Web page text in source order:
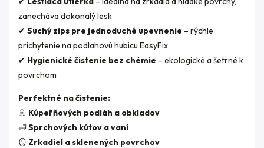
zanecháva dokonalý lesk
✔ Suchý zips pre jednoduché upevnenie – rýchle
prichytenie na podlahovú hubicu EasyFix
✔ Hygienické čistenie bez chémie – ekologické a šetrné k
povrchom
Perfektné na čistenie:
🚿 Kúpeľňových podláh a obkladov
🛁Sprchových kútov a vaní
🪞 Zrkadiel a sklenených povrchov